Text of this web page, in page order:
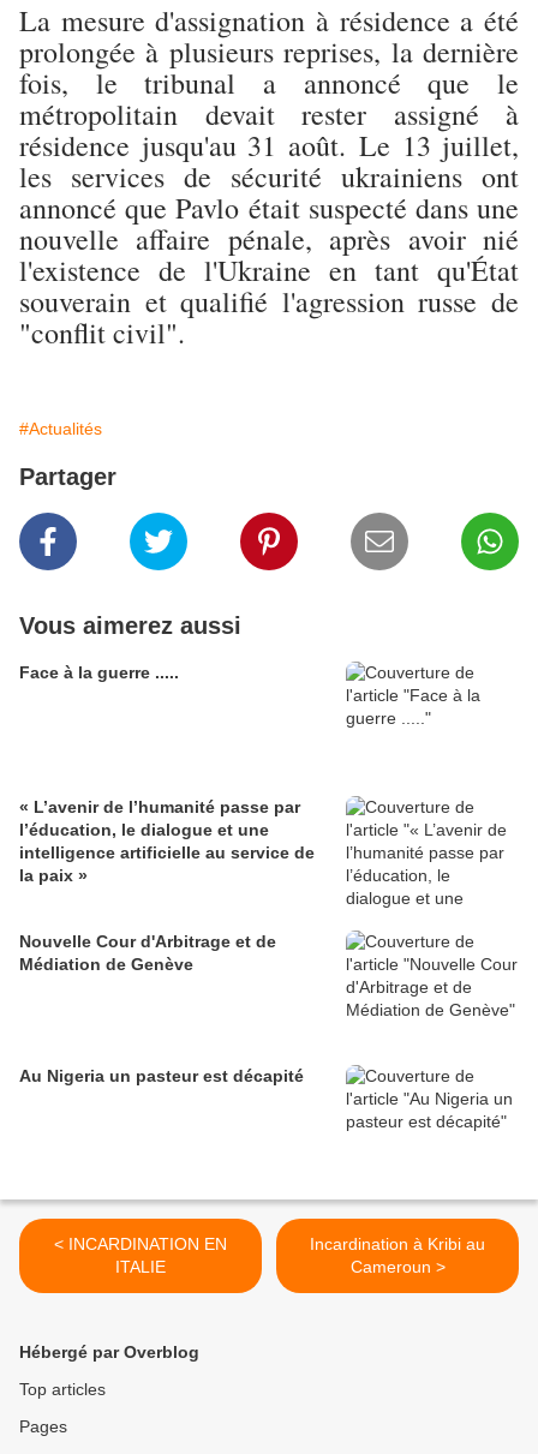
La mesure d'assignation à résidence a été
prolongée à plusieurs reprises, la dernière
fois, le tribunal a annoncé que le
métropolitain devait rester assigné à
résidence jusqu'au 31 août. Le 13 juillet,
les services de sécurité ukrainiens ont
annoncé que Pavlo était suspecté dans une
nouvelle affaire pénale, après avoir nié
l'existence de l'Ukraine en tant qu'État
souverain et qualifié l'agression russe de
"conflit civil".
#Actualités
Partager
Vous aimerez aussi
Face à la guerre .....
« L’avenir de l’humanité passe par
l’éducation, le dialogue et une
intelligence artificielle au service de
la paix »
Nouvelle Cour d'Arbitrage et de
Médiation de Genève
Au Nigeria un pasteur est décapité
< INCARDINATION EN
ITALIE
Incardination à Kribi au
Cameroun >
Hébergé par Overblog
Top articles
Pages